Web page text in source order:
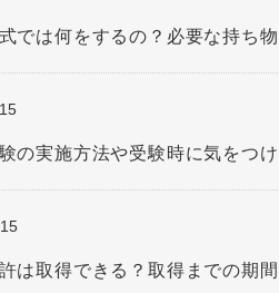
では何をするの？必要な持ち
の実施方法や受験時に気をつけ
は取得できる？取得までの期間